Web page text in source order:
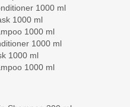
1000 ml
1000 ml
1000 ml
1000 ml
1000 ml
1000 ml